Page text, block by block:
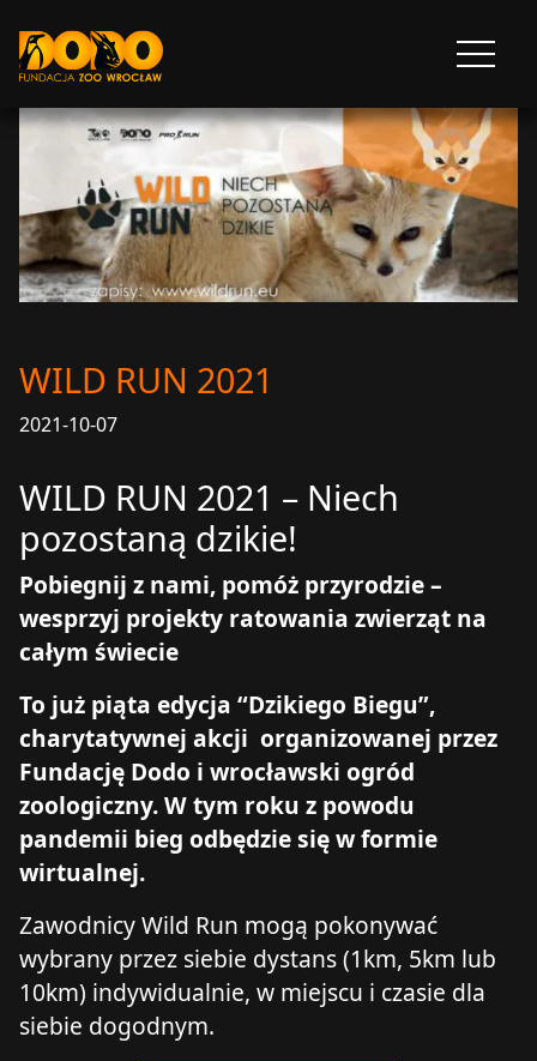
Otwórz
WILD RUN 2021
2021-10-07
WILD RUN 2021 – Niech
pozostaną dzikie!
Pobiegnij z nami, pomóż przyrodzie –
wesprzyj projekty ratowania zwierząt na
całym świecie
To już piąta edycja “Dzikiego Biegu”,
charytatywnej akcji organizowanej przez
Fundację Dodo i wrocławski ogród
zoologiczny. W tym roku z powodu
pandemii bieg odbędzie się w formie
wirtualnej.
Zawodnicy Wild Run mogą pokonywać
wybrany przez siebie dystans (1km, 5km lub
10km) indywidualnie, w miejscu i czasie dla
siebie dogodnym.